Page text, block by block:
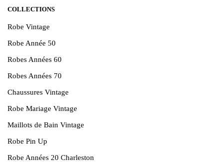
COLLECTIONS
Robe Vintage
Robe Année 50
Robes Années 60
Robes Années 70
Chaussures Vintage
Robe Mariage Vintage
Maillots de Bain Vintage
Robe Pin Up
Robe Années 20 Charleston